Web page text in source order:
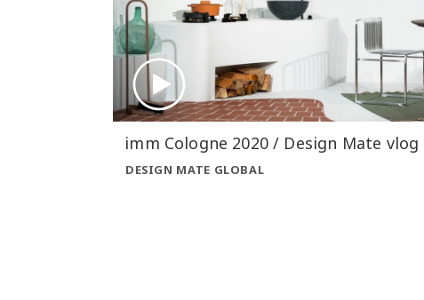
imm Cologne 2020 / Design Mate vlog
DESIGN MATE GLOBAL